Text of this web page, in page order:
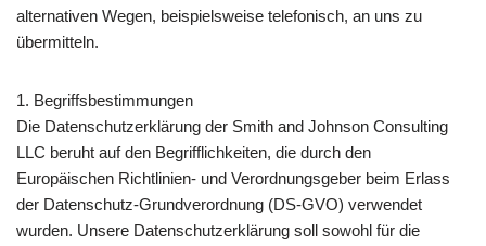
alternativen Wegen, beispielsweise telefonisch, an uns zu
übermitteln.
1. Begriffsbestimmungen
Die Datenschutzerklärung der Smith and Johnson Consulting
LLC beruht auf den Begrifflichkeiten, die durch den
Europäischen Richtlinien- und Verordnungsgeber beim Erlass
der Datenschutz-Grundverordnung (DS-GVO) verwendet
wurden. Unsere Datenschutzerklärung soll sowohl für die